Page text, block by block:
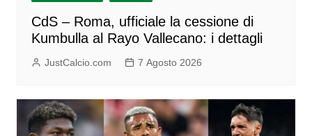
CdS – Roma, ufficiale la cessione di
Kumbulla al Rayo Vallecano: i dettagli
JustCalcio.com 7 Agosto 2026